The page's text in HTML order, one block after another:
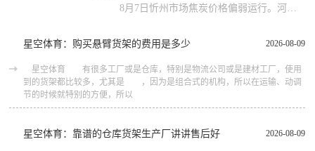
2026-08-09
星空体育：购买悬臂货架的费用是多少
星空体育 有很多工厂或是仓库，特别是物流公司或是建材工厂，使用
到的货架都比较多，尤其是 ，因为是组合式的机构，所以在运输、动调
节的时候就特别的方便，所以
2026-08-09
星空体育：靠谱的仓库货架生产厂讲讲售后好